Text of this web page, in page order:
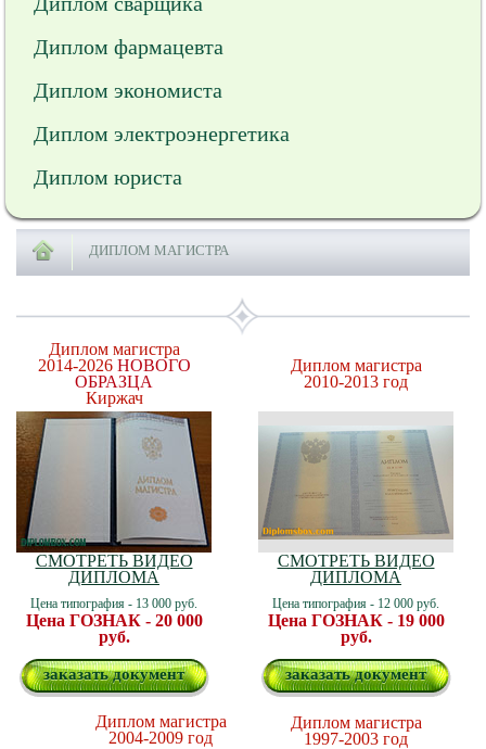
Диплом фармацевта
Диплом экономиста
Диплом электроэнергетика
Диплом юриста
ДИПЛОМ МАГИСТРА
Диплом магистра
2014-2026 НОВОГО
ОБРАЗЦА
Киржач
СМОТРЕТЬ ВИДЕО
ДИПЛОМА
Цена типография - 13 000 руб.
Цена ГОЗНАК - 20 000
руб.
заказать документ
Диплом магистра
2010-2013 год
СМОТРЕТЬ ВИДЕО
ДИПЛОМА
Цена типография - 12 000 руб.
Цена ГОЗНАК - 19 000
руб.
заказать документ
Диплом магистра
2004-2009 год
Диплом магистра
1997-2003 год